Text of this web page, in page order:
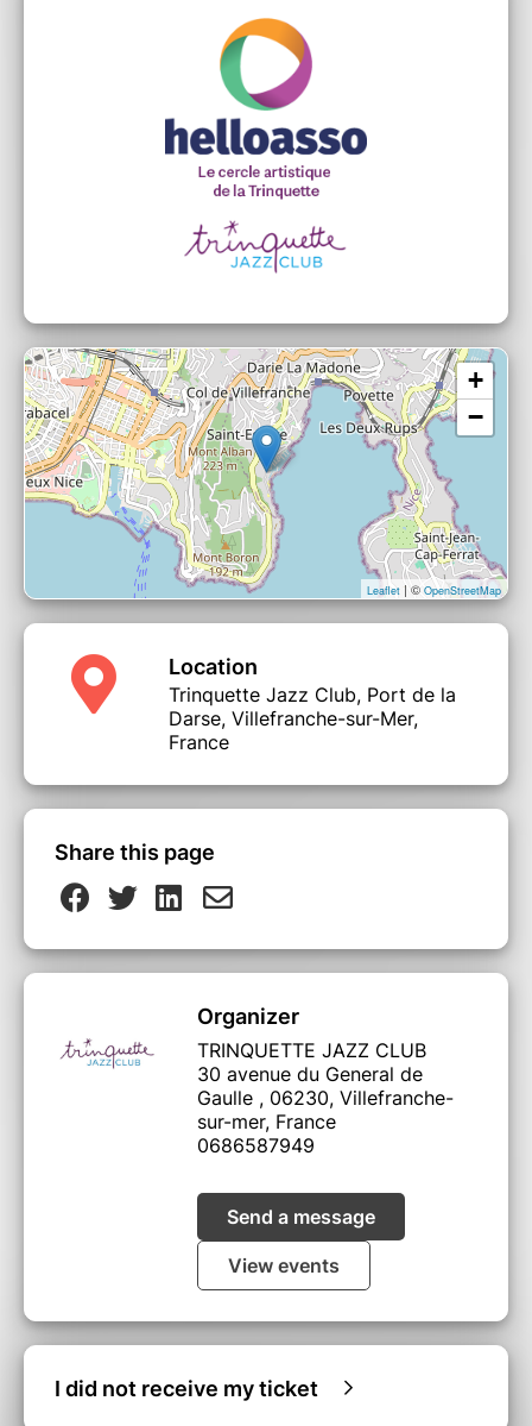
Michael BERTHELEMY : Orgue Hammond
+
−
Leaflet | © OpenStreetMap
Location
Trinquette Jazz Club, Port de la
Darse, Villefranche-sur-Mer,
France
Share this page
Organizer
TRINQUETTE JAZZ CLUB
30 avenue du General de
Gaulle , 06230, Villefranche-
sur-mer, France
0686587949
Send a message
View events
I did not receive my ticket